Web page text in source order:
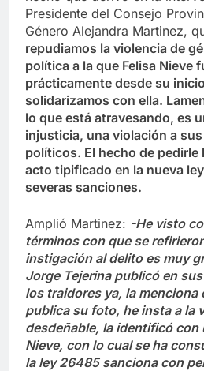
Presidente del Consejo
Género Alejandra Martinez,
repudiamos la violencia de
política a la que Felisa Nieve
prácticamente desde su
solidarizamos con ella.
lo que está atravesando, es
injusticia, una violación a
políticos. El hecho de pedirle
acto tipificado en la nueva
severas sanciones.
Amplió Martinez: -He visto
términos con que se
instigación al delito es muy
Jorge Tejerina publicó en
los traidores ya, la menciona
publica su foto, he insta a la
desdeñable, la identificó con
Nieve, con lo cual se ha
la ley 26485 sanciona con